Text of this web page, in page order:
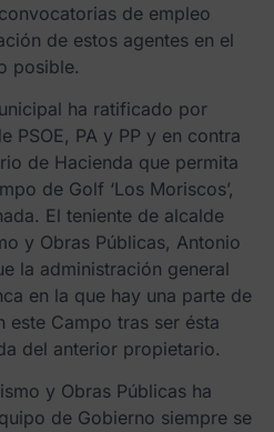
de empleo
de estos agentes en el
posible.
ha ratificado por
PSOE, PA y PP y en contra
de Hacienda que permita
de Golf ‘Los Moriscos’,
El teniente de alcalde
y Obras Públicas, Antonio
la administración general
en la que hay una parte de
este Campo tras ser ésta
del anterior propietario.
y Obras Públicas ha
de Gobierno siempre se